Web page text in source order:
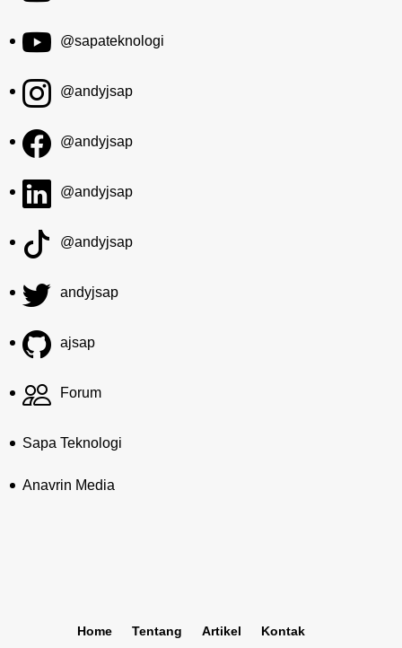
@sapateknologi
@andyjsap
@andyjsap
@andyjsap
@andyjsap
andyjsap
ajsap
Forum
Sapa Teknologi
Anavrin Media
Home Tentang Artikel Kontak